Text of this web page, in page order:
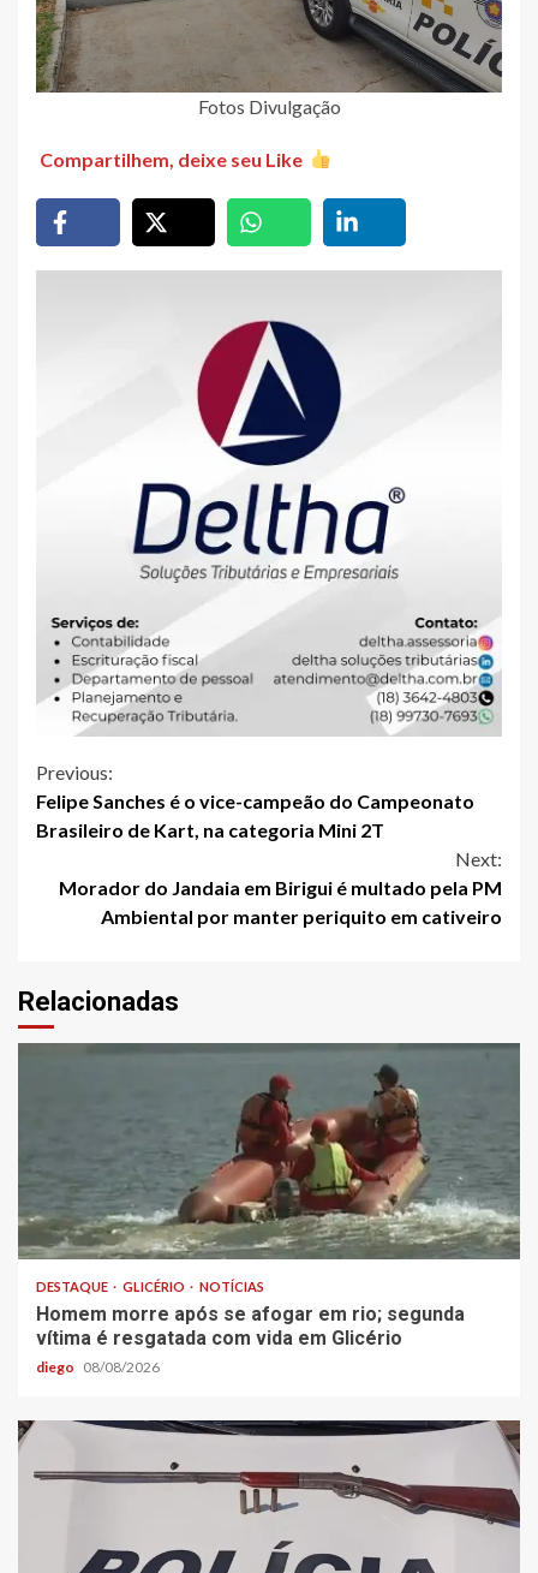
Fotos Divulgação
Compartilhem, deixe seu Like
Continue
Reading
Previous:
Felipe Sanches é o vice-campeão do Campeonato
Brasileiro de Kart, na categoria Mini 2T
Next:
Morador do Jandaia em Birigui é multado pela PM
Ambiental por manter periquito em cativeiro
Relacionadas
DESTAQUE GLICÉRIO NOTÍCIAS
Homem morre após se afogar em rio; segunda
vítima é resgatada com vida em Glicério
diego 08/08/2026